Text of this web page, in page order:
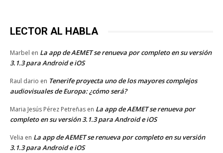
LECTOR AL HABLA
Marbel en La app de AEMET se renueva por completo en su versión
3.1.3 para Android e iOS
Raul dario en Tenerife proyecta uno de los mayores complejos
audiovisuales de Europa: ¿cómo será?
Maria Jesús Pérez Petreñas en La app de AEMET se renueva por
completo en su versión 3.1.3 para Android e iOS
Velia en La app de AEMET se renueva por completo en su versión
3.1.3 para Android e iOS